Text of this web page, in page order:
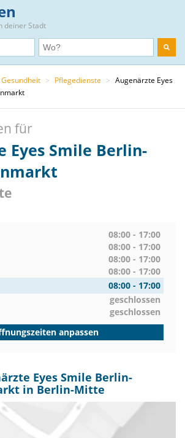
deiner Stadt
Gesundheit > Pflegedienste > Augenärzte Eyes
für
Eyes Smile Berlin-
08:00 - 17:00
08:00 - 17:00
08:00 - 17:00
08:00 - 17:00
08:00 - 17:00
geschlossen
geschlossen
anpassen
Eyes Smile Berlin-
in Berlin-Mitte